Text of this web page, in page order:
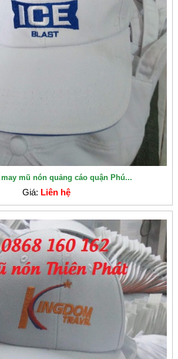
mũ nón quảng cáo quận Phú...
Giá: Liên hệ